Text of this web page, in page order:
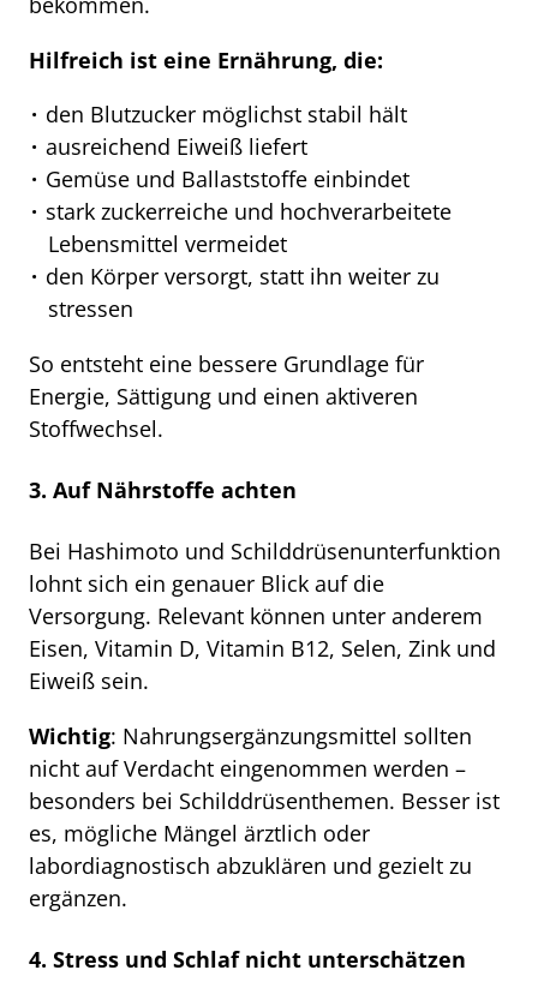
Hilfreich ist eine Ernährung, die:
den Blutzucker möglichst stabil hält
ausreichend Eiweiß liefert
Gemüse und Ballaststoffe einbindet
stark zuckerreiche und hochverarbeitete
Lebensmittel vermeidet
den Körper versorgt, statt ihn weiter zu
stressen
So entsteht eine bessere Grundlage für
Energie, Sättigung und einen aktiveren
Stoffwechsel.
3. Auf Nährstoffe achten
Bei Hashimoto und Schilddrüsenunterfunktion
lohnt sich ein genauer Blick auf die
Versorgung. Relevant können unter anderem
Eisen, Vitamin D, Vitamin B12, Selen, Zink und
Eiweiß sein.
Wichtig: Nahrungsergänzungsmittel sollten
nicht auf Verdacht eingenommen werden –
besonders bei Schilddrüsenthemen. Besser ist
es, mögliche Mängel ärztlich oder
labordiagnostisch abzuklären und gezielt zu
ergänzen.
4. Stress und Schlaf nicht unterschätzen